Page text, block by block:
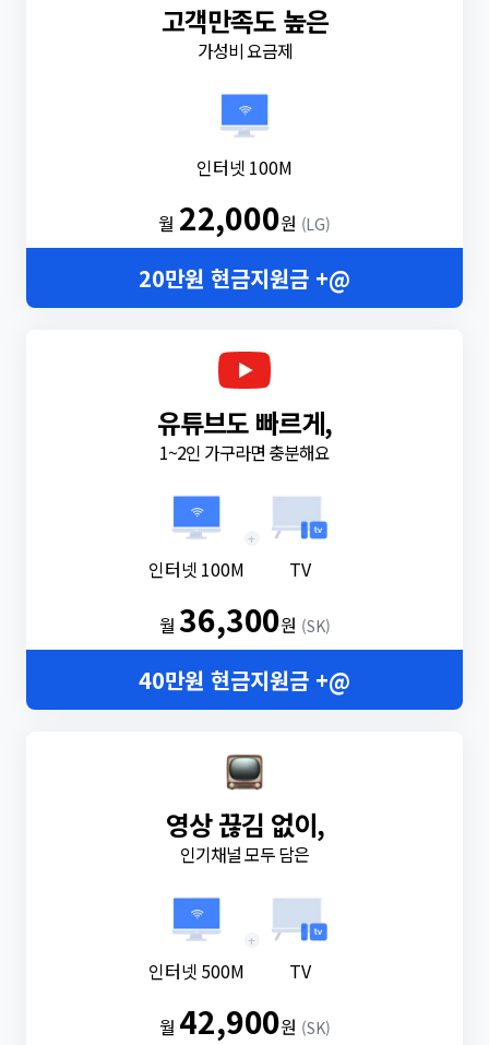
고객만족도 높은
가성비 요금제
인터넷 100M
월 22,000원 (LG)
20만원 현금지원금 +@
유튜브도 빠르게,
1~2인 가구라면 충분해요
인터넷 100M
+
TV
월36,300원 (SK)
40만원 현금지원금 +@
영상 끊김 없이,
인기채널 모두 담은
인터넷 500M
+
TV
월 42,900원 (SK)